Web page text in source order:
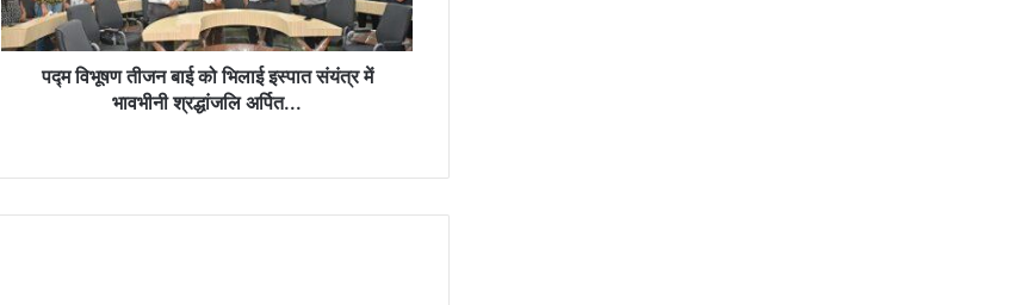
संयंत्र
में
भावभीनीपद्म विभूषण तीजन बाई को भिलाई इस्पात संयंत्र में
भावभीनी श्रद्धांजलि अर्पित...